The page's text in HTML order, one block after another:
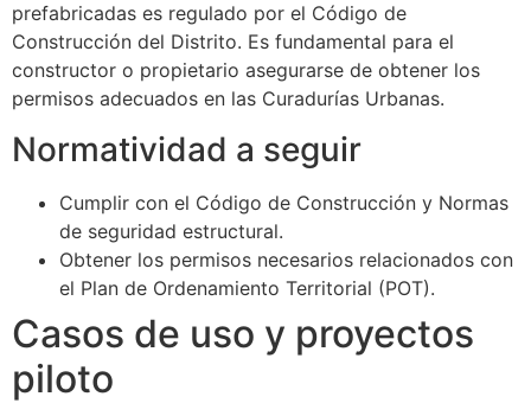
prefabricadas es regulado por el Código de
Construcción del Distrito. Es fundamental para el
constructor o propietario asegurarse de obtener los
permisos adecuados en las Curadurías Urbanas.
Normatividad a seguir
Cumplir con el Código de Construcción y Normas
de seguridad estructural.
Obtener los permisos necesarios relacionados con
el Plan de Ordenamiento Territorial (POT).
Casos de uso y proyectos
piloto